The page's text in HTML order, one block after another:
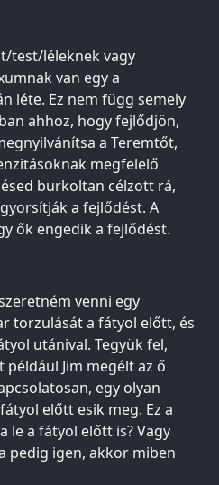
test/léleknek vagy
van egy a
léte. Ez nem függ semely
ahhoz, hogy fejlődjön,
a Teremtőt,
megfelelő
burkoltan célzott rá,
a fejlődést. A
ők engedik a fejlődést.
venni egy
torzulását a fátyol előtt, és
utánival. Tegyük fel,
Jim megélt az ő
egy olyan
előtt esik meg. Ez a
le a fátyol előtt is? Vagy
pedig igen, akkor miben